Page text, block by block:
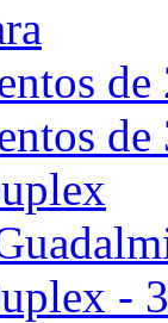
-